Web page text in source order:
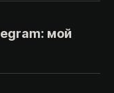
мой